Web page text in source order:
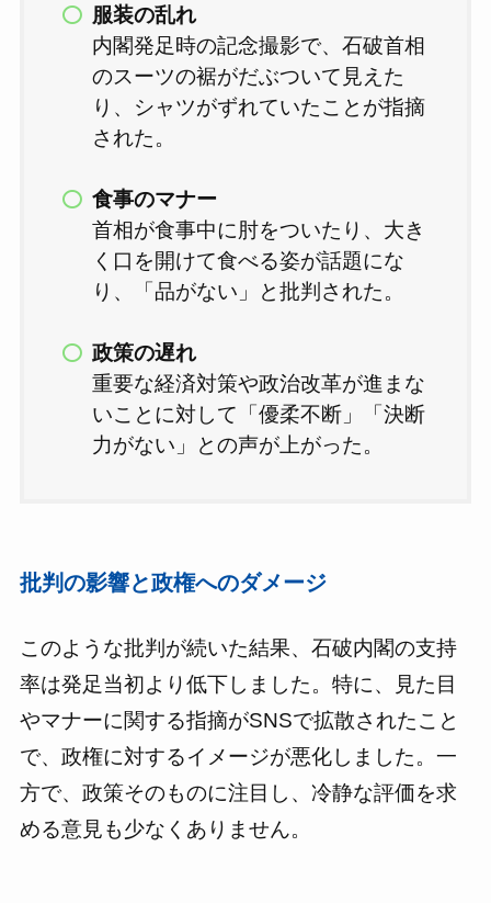
服装の乱れ
内閣発足時の記念撮影で、石破首相
のスーツの裾がだぶついて見えた
り、シャツがずれていたことが指摘
された。
食事のマナー
首相が食事中に肘をついたり、大き
く口を開けて食べる姿が話題にな
り、「品がない」と批判された。
政策の遅れ
重要な経済対策や政治改革が進まな
いことに対して「優柔不断」「決断
力がない」との声が上がった。
批判の影響と政権へのダメージ
このような批判が続いた結果、石破内閣の支持
率は発足当初より低下しました。特に、見た目
やマナーに関する指摘がSNSで拡散されたこと
で、政権に対するイメージが悪化しました。一
方で、政策そのものに注目し、冷静な評価を求
める意見も少なくありません。